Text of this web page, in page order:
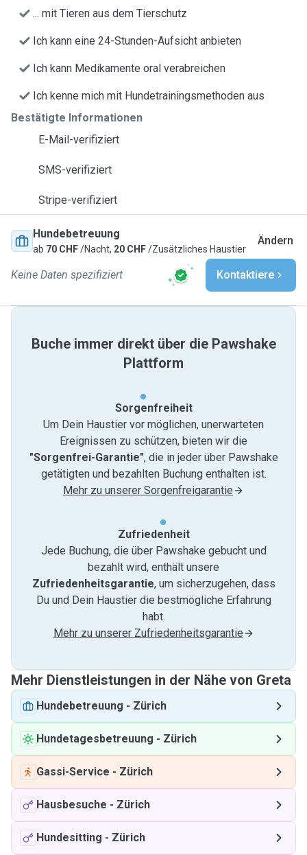
... mit Tieren aus dem Tierschutz
Ich kann eine 24-Stunden-Aufsicht anbieten
Ich kann Medikamente oral verabreichen
Ich kenne mich mit Hundetrainingsmethoden aus
Bestätigte Informationen
E-Mail-verifiziert
SMS-verifiziert
Stripe-verifiziert
Hundebetreuung
ab 70 CHF/Nacht, 20 CHF/Zusätzliches Haustier
Ändern
Keine Daten spezifiziert Kontaktiere
Buche immer direkt über die Pawshake
Plattform
Sorgenfreiheit
Um Dein Haustier vor möglichen, unerwarteten
Ereignissen zu schützen, bieten wir die
"Sorgenfrei-Garantie", die in jeder über Pawshake
getätigten und bezahlten Buchung enthalten ist.
Mehr zu unserer Sorgenfreigarantie
Zufriedenheit
Jede Buchung, die über Pawshake gebucht und
bezahlt wird, enthält unsere
Zufriedenheitsgarantie, um sicherzugehen, dass
Du und Dein Haustier die bestmögliche Erfahrung
habt.
Mehr zu unserer Zufriedenheitsgarantie
Mehr Dienstleistungen in der Nähe von Greta
Hundebetreuung - Zürich
Hundetagesbetreuung - Zürich
Gassi-Service - Zürich
Hausbesuche - Zürich
Hundesitting - Zürich